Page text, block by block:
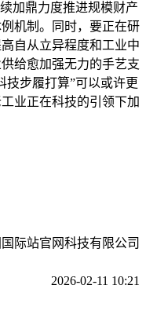
加鼎力度推进规模财产
机制。同时，要正在研
自从立异程度和工业中
给愈加强无力的手艺支
技步履打算”可以或许更
业正在科技的引领下加
际站官网科技有限公司
2026-02-11 10:21